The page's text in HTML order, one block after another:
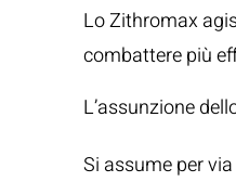
Lo Zithromax
combattere più
L’assunzione
Si assume per